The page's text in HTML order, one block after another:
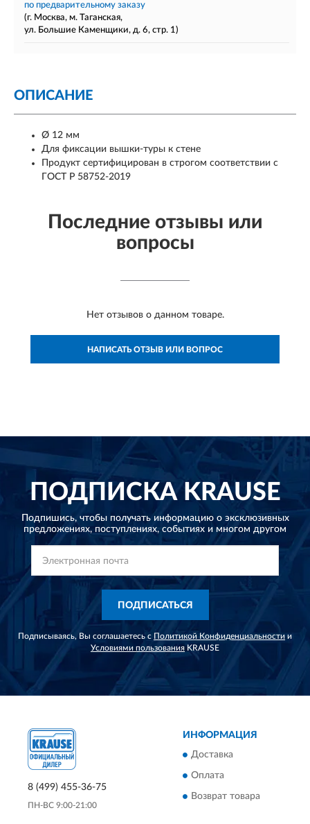
по предварительному заказу
(г. Москва, м. Таганская,
ул. Большие Каменщики, д. 6, стр. 1)
ОПИСАНИЕ
Ø 12 мм
Для фиксации вышки-туры к стене
Продукт сертифицирован в строгом соответствии с
ГОСТ Р 58752-2019
Последние отзывы или
вопросы
Нет отзывов о данном товаре.
НАПИСАТЬ ОТЗЫВ ИЛИ ВОПРОС
ПОДПИСКАKRAUSE
Подпишись, чтобы получать информацию о эксклюзивных
предложениях, поступлениях, событиях и многом другом
ПОДПИСАТЬСЯ
Подписываясь, Вы соглашаетесь с Политикой Конфиденциальности и
Условиями пользованияKRAUSE
8 (499) 455-36-75
ПН-ВС 9:00-21:00
ИНФОРМАЦИЯ
Доставка
Оплата
Возврат товара